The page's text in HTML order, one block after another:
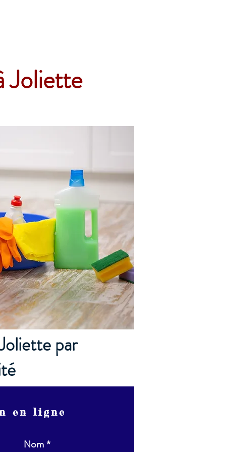
Joliette
par
en ligne
Nom